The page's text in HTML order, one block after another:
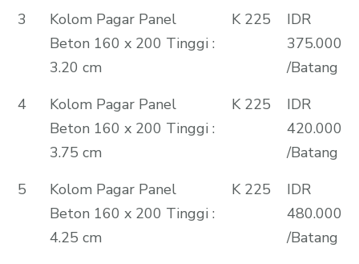
3
Kolom Pagar Panel
Beton 160 x 200 Tinggi :
3.20 cm
K 225
IDR
375.000
/Batang
4
Kolom Pagar Panel
Beton 160 x 200 Tinggi :
3.75 cm
K 225
IDR
420.000
/Batang
5
Kolom Pagar Panel
Beton 160 x 200 Tinggi :
4.25 cm
K 225
IDR
480.000
/Batang